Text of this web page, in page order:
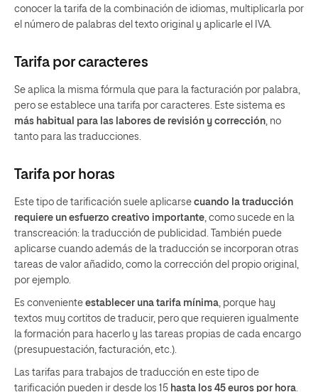
conocer la tarifa de la combinación de idiomas, multiplicarla por
el número de palabras del texto original y aplicarle el IVA.
Tarifa por caracteres
Se aplica la misma fórmula que para la facturación por palabra,
pero se establece una tarifa por caracteres. Este sistema es
más habitual para las labores de revisión y corrección, no
tanto para las traducciones.
Tarifa por horas
Este tipo de tarificación suele aplicarse cuando la traducción
requiere un esfuerzo creativo importante, como sucede en la
transcreación: la traducción de publicidad. También puede
aplicarse cuando además de la traducción se incorporan otras
tareas de valor añadido, como la corrección del propio original,
por ejemplo.
Es conveniente establecer una tarifa mínima, porque hay
textos muy cortitos de traducir, pero que requieren igualmente
la formación para hacerlo y las tareas propias de cada encargo
(presupuestación, facturación, etc.).
Las tarifas para trabajos de traducción en este tipo de
tarificación pueden ir desde los 15 hasta los 45 euros por hora.